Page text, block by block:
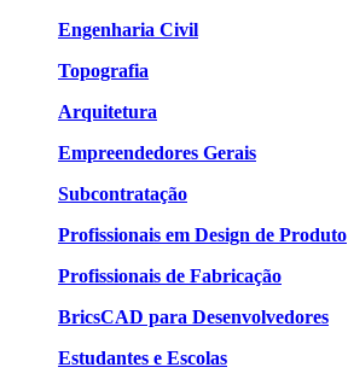
Engenharia Civil
Topografia
Arquitetura
Empreendedores Gerais
Subcontratação
Profissionais em Design de Produto
Profissionais de Fabricação
BricsCAD para Desenvolvedores
Estudantes e Escolas